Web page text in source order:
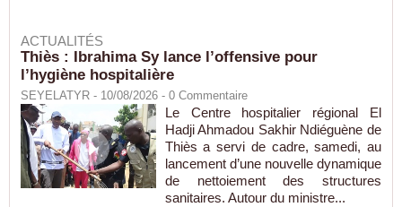
ACTUALITÉS
Thiès : Ibrahima Sy lance l’offensive pour
l’hygiène hospitalière
SEYELATYR - 10/08/2026 - 0 Commentaire
Le Centre hospitalier régional El
Hadji Ahmadou Sakhir Ndiéguène de
Thiès a servi de cadre, samedi, au
lancement d’une nouvelle dynamique
de nettoiement des structures
sanitaires. Autour du ministre...